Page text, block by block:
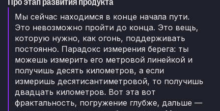
Про этап развития продукта
Мы сейчас находимся в конце начала пути.
Это невозможно пройти до конца. Это вещь,
которую нужно, как огонь, поддерживать
постоянно. Парадокс измерения берега: ты
можешь измерить его метровой линейкой и
получишь десять километров, а если
измеришь десятисантиметровой, то получишь
двадцать километров. Вот эта вот
фрактальность, погружение глубже, дальше —